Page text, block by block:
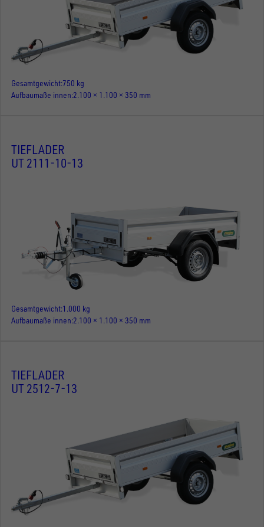
Gesamtgewicht 750 kg
Aufbaumaße innen 2.100 × 1.100 × 350 mm
TIEFLADER
UT 2111-10-13
Gesamtgewicht 1.000 kg
Aufbaumaße innen 2.100 × 1.100 × 350 mm
TIEFLADER
UT 2512-7-13